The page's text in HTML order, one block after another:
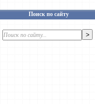
Поиск по сайту